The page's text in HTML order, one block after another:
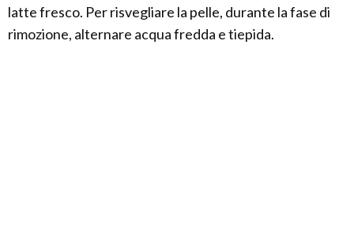
latte fresco. Per risvegliare la pelle, durante la fase di
rimozione, alternare acqua fredda e tiepida.